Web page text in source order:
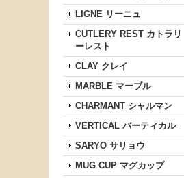
LIGNE リーニュ
CUTLERY REST カトラリ
ーレスト
CLAY クレイ
MARBLE マーブル
CHARMANT シャルマン
VERTICAL バーティカル
SARYO サリョウ
MUG CUP マグカップ